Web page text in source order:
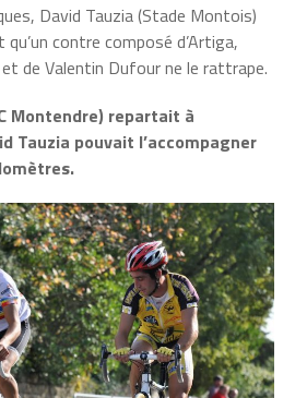
David Tauzia (Stade Montois)
contre composé d’Artiga,
de Valentin Dufour ne le rattrape.
Montendre) repartait à
Tauzia pouvait l’accompagner